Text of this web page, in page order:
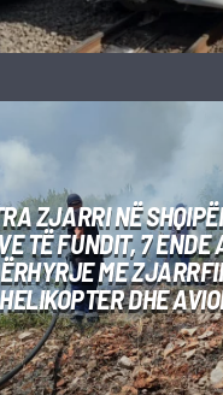
ZJARRI NË
TË FUNDIT, 7 ENDE
ME
HELIKOPTER DHE